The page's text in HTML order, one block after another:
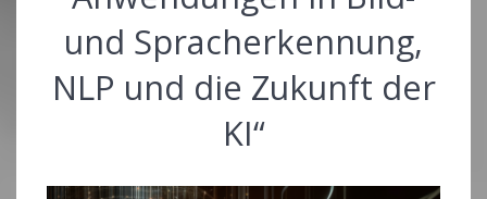
und Spracherkennung,
NLP und die Zukunft der
KI“